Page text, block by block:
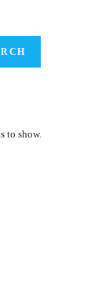
to show.